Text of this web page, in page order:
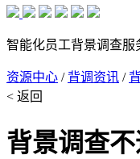
智能化员工背景调查服
资源中心 / 背调资讯 /
< 返回
背景调查